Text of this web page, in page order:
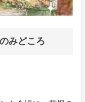
みどころ